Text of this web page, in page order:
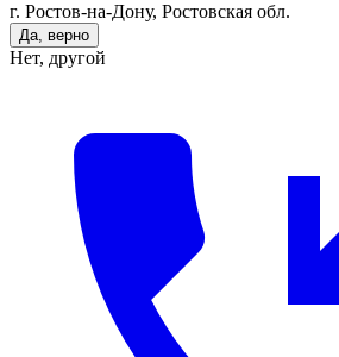
г. Ростов-на-Дону, Ростовская обл.
Да, верно
Нет, другой